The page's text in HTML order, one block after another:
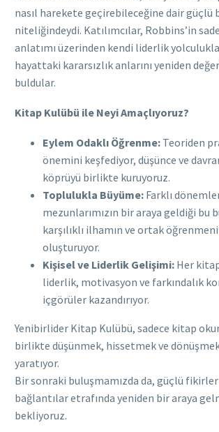
nasıl harekete geçirebileceğine dair güçlü
niteliğindeydi. Katılımcılar, Robbins’in
anlatımı üzerinden kendi liderlik
hayattaki kararsızlık anlarını yeniden
buldular.
Kitap Kulübü ile Neyi Amaçlıyoruz?
Eylem Odaklı Öğrenme: Teoriden
önemini keşfediyor, düşünce ve
köprüyü birlikte kuruyoruz.
Toplulukla Büyüme: Farklı
mezunlarımızın bir araya geldiği bu
karşılıklı ilhamın ve ortak
oluşturuyor.
Kişisel ve Liderlik Gelişimi: Her
liderlik, motivasyon ve farkındalık
içgörüler kazandırıyor.
Yenibirlider Kitap Kulübü, sadece kitap
birlikte düşünmek, hissetmek ve
yaratıyor.
Bir sonraki buluşmamızda da, güçlü fikirler
bağlantılar etrafında yeniden bir araya
bekliyoruz.